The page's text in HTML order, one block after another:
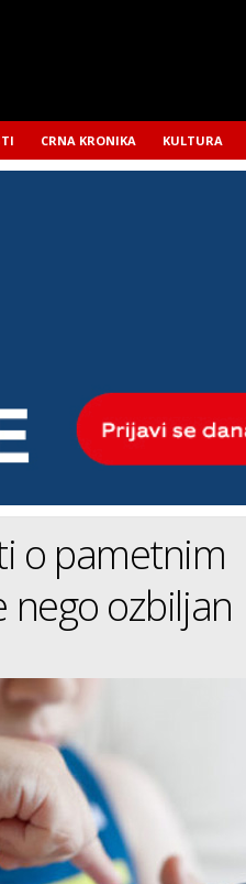
CRNA KRONIKA KULTURA
o pametnim
nego ozbiljan